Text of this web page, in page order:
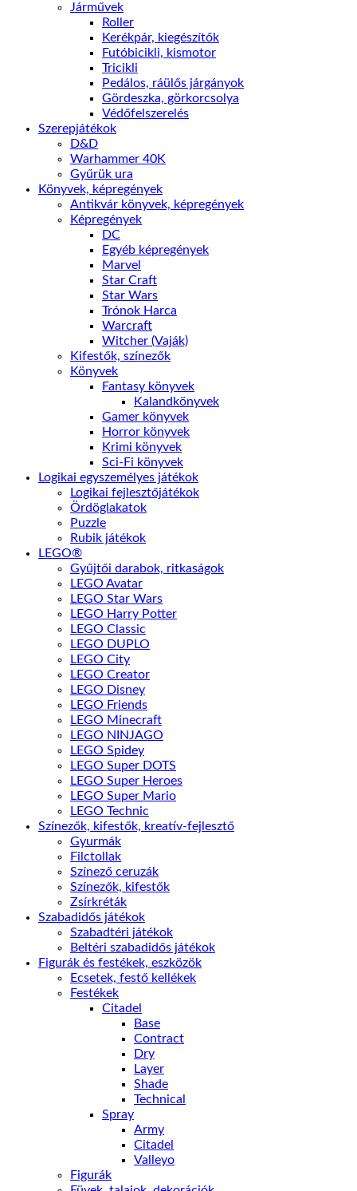
Járművek
Roller
Kerékpár, kiegészítők
Futóbicikli, kismotor
Tricikli
Pedálos, ráülős járgányok
Gördeszka, görkorcsolya
Védőfelszerelés
Szerepjátékok
D&D
Warhammer 40K
Gyűrük ura
Könyvek, képregények
Antikvár könyvek, képregények
Képregények
DC
Egyéb képregények
Marvel
Star Craft
Star Wars
Trónok Harca
Warcraft
Witcher (Vaják)
Kifestők, színezők
Könyvek
Fantasy könyvek
Kalandkönyvek
Gamer könyvek
Horror könyvek
Krimi könyvek
Sci-Fi könyvek
Logikai egyszemélyes játékok
Logikai fejlesztőjátékok
Ördöglakatok
Puzzle
Rubik játékok
LEGO®
Gyűjtői darabok, ritkaságok
LEGO Avatar
LEGO Star Wars
LEGO Harry Potter
LEGO Classic
LEGO DUPLO
LEGO City
LEGO Creator
LEGO Disney
LEGO Friends
LEGO Minecraft
LEGO NINJAGO
LEGO Spidey
LEGO Super DOTS
LEGO Super Heroes
LEGO Super Mario
LEGO Technic
Színezők, kifestők, kreatív-fejlesztő
Gyurmák
Filctollak
Színező ceruzák
Színezők, kifestők
Zsírkréták
Szabadidős játékok
Szabadtéri játékok
Beltéri szabadidős játékok
Figurák és festékek, eszközök
Ecsetek, festő kellékek
Festékek
Citadel
Base
Contract
Dry
Layer
Shade
Technical
Spray
Army
Citadel
Valleyo
Figurák